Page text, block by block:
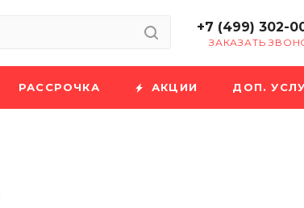
+7 (499) 302-
ЗАКАЗАТЬ
РАССРОЧКА АКЦИИ ДОП.